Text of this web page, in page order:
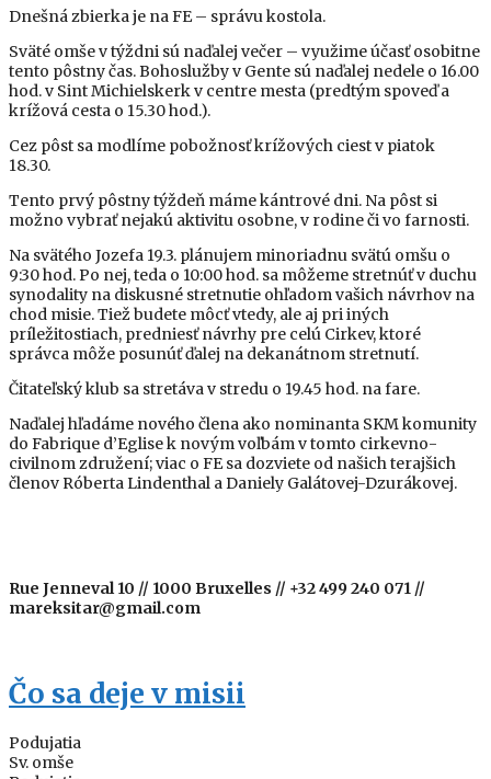
Dnešná zbierka je na FE – správu kostola.
Sväté omše v týždni sú naďalej večer – využime účasť osobitne
tento pôstny čas. Bohoslužby v Gente sú naďalej nedele o 16.00
hod. v Sint Michielskerk v centre mesta (predtým spoveď a
krížová cesta o 15.30 hod.).
Cez pôst sa modlíme pobožnosť krížových ciest v piatok
18.30.
Tento prvý pôstny týždeň máme kántrové dni. Na pôst si
možno vybrať nejakú aktivitu osobne, v rodine či vo farnosti.
Na svätého Jozefa 19.3. plánujem minoriadnu svätú omšu o
9:30 hod. Po nej, teda o 10:00 hod. sa môžeme stretnúť v duchu
synodality na diskusné stretnutie ohľadom vašich návrhov na
chod misie. Tiež budete môcť vtedy, ale aj pri iných
príležitostiach, predniesť návrhy pre celú Cirkev, ktoré
správca môže posunúť ďalej na dekanátnom stretnutí.
Čitateľský klub sa stretáva v stredu o 19.45 hod. na fare.
Naďalej hľadáme nového člena ako nominanta SKM komunity
do Fabrique d’Eglise k novým voľbám v tomto cirkevno-
civilnom združení; viac o FE sa dozviete od našich terajšich
členov Róberta Lindenthal a Daniely Galátovej-Dzurákovej.
Rue Jenneval 10 // 1000 Bruxelles // +32 499 240 071 //
mareksitar@gmail.com
Čo sa deje v misii
Podujatia
Sv. omše